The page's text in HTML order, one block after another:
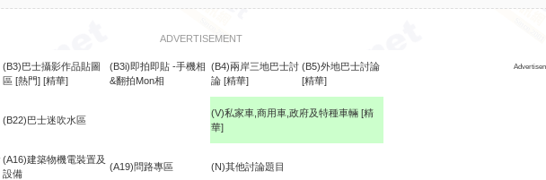
ADVERTISEMENT
(B3)巴士攝影作品貼圖
區 [熱門] [精華]
(B3i)即拍即貼 -手機相
&翻拍Mon相
(B4)兩岸三地巴士討
論 [精華]
(B5)外地巴士討論
[精華]
(B22)巴士迷吹水區
(V)私家車,商用車,政府及特種車輛 [精
華]
(A16)建築物機電裝置及
設備
(A19)問路專區 (N)其他討論題目